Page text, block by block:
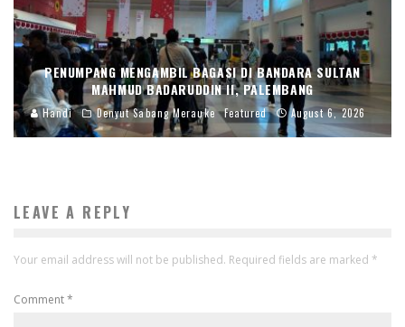
PENUMPANG MENGAMBIL BAGASI DI BANDARA SULTAN
MAHMUD BADARUDDIN II, PALEMBANG
Handi Denyut Sabang Merauke Featured August 6, 2026
LEAVE A REPLY
Your email address will not be published. Required fields are marked *
Comment*